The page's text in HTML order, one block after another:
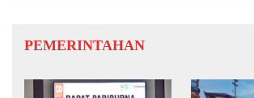
PEMERINTAHAN